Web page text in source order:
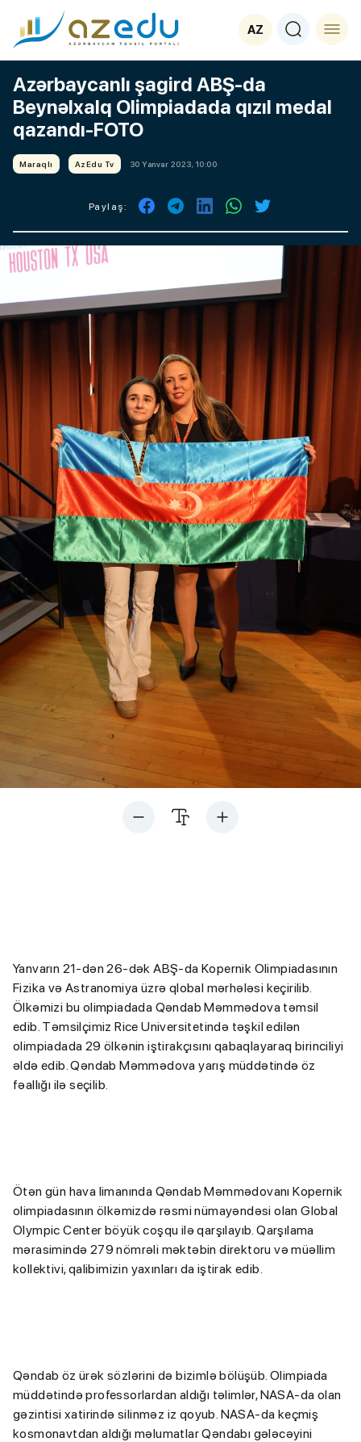
AZ
Azərbaycanlı şagird ABŞ-da
Beynəlxalq Olimpiadada qızıl medal
qazandı-FOTO
Maraqlı AzEdu Tv 30 Yanvar 2023, 10:00
Paylaş:
Yanvarın 21-dən 26-dək ABŞ-da Kopernik Olimpiadasının
Fizika və Astranomiya üzrə qlobal mərhələsi keçirilib.
Ölkəmizi bu olimpiadada Qəndab Məmmədova təmsil
edib. Təmsilçimiz Rice Universitetində təşkil edilən
olimpiadada 29 ölkənin iştirakçısını qabaqlayaraq birinciliyi
əldə edib. Qəndab Məmmədova yarış müddətində öz
fəallığı ilə seçilib.
Ötən gün hava limanında Qəndab Məmmədovanı Kopernik
olimpiadasının ölkəmizdə rəsmi nümayəndəsi olan Global
Olympic Center böyük coşqu ilə qarşılayıb. Qarşılama
mərasimində 279 nömrəli məktəbin direktoru və müəllim
kollektivi, qalibimizin yaxınları da iştirak edib.
Qəndab öz ürək sözlərini də bizimlə bölüşüb. Olimpiada
müddətində professorlardan aldığı təlimlər, NASA-da olan
gəzintisi xatirində silinməz iz qoyub. NASA-da keçmiş
kosmonavtdan aldığı məlumatlar Qəndabı gələcəyini